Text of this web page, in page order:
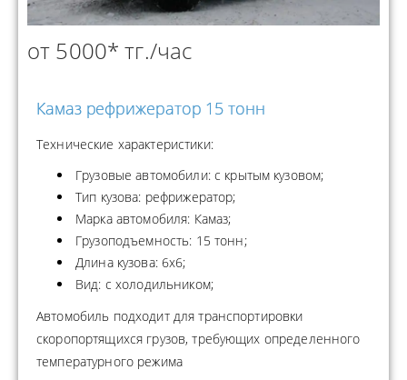
от 5000* тг./час
Камаз рефрижератор 15 тонн
Технические характеристики:
Грузовые автомобили: с крытым кузовом;
Тип кузова: рефрижератор;
Марка автомобиля: Камаз;
Грузоподъемность: 15 тонн;
Длина кузова: 6х6;
Вид: с холодильником;
Автомобиль подходит для транспортировки
скоропортящихся грузов, требующих определенного
температурного режима